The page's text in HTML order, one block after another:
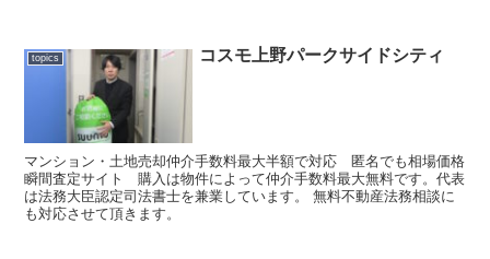
topics コスモ上野パークサイドシティ
マンション・土地売却仲介手数料最大半額で対応 匿名でも相場価格
瞬間査定サイト 購入は物件によって仲介手数料最大無料です。代表
は法務大臣認定司法書士を兼業しています。 無料不動産法務相談に
も対応させて頂きます。